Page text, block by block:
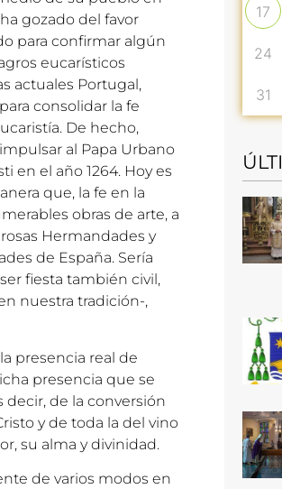
gozado del favor
para confirmar algún
eucarísticos
actuales Portugal,
consolidar la fe
De hecho,
al Papa Urbano
en el año 1264. Hoy es
que, la fe en la
obras de arte, a
Hermandades y
de España. Sería
fiesta también civil,
nuestra tradición-,
presencia real de
presencia que se
decir, de la conversión
y de toda la del vino
su alma y divinidad.
de varios modos en
17
24
31